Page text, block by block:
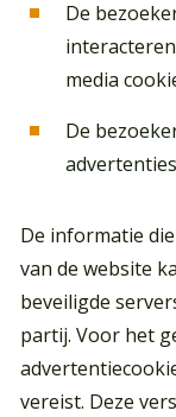
De
media
De
De informatie
van de website
beveiligde
partij. Voor het
vereist. Deze